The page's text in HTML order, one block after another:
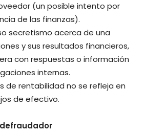
(un posible intento por
de las finanzas).
secretismo acerca de una
y sus resultados financieros,
con respuestas o información
internas.
de rentabilidad no se refleja en
de efectivo.